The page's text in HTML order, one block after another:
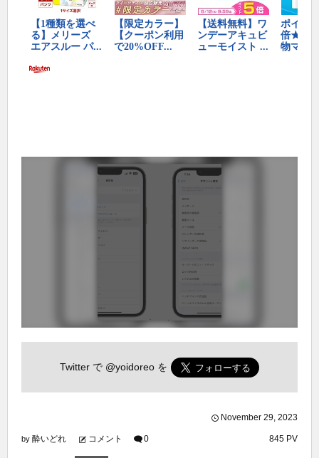
Twitter で @yoidoreo を
November 29, 2023
by 酔いどれ コメント 0 845 PV